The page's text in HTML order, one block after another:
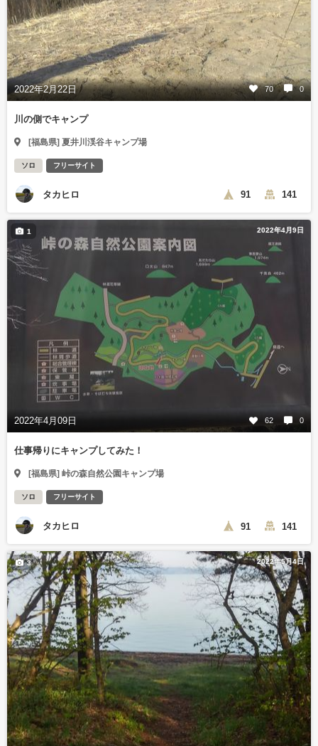
2022年2月22日 70 0
川の側でキャンプ
[福島県] 夏井川渓谷キャンプ場
ソロ フリーサイト
タカヒロ 91 141
2022年4月9日
2022年4月09日 62 0
1
仕事帰りにキャンプしてみた！
[福島県] 峠の森自然公園キャンプ場
ソロ フリーサイト
タカヒロ 91 141
2022年5月4日
3